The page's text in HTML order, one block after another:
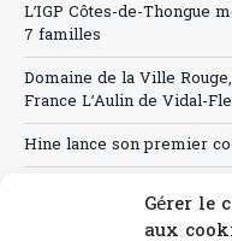
Gérer le
aux
L’IGP Côtes-de-Thongue
7 familles
Domaine de la Ville
France L’Aulin de Vidal-
Hine lance son premier